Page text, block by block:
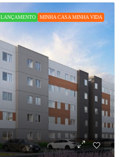
LANÇAMENTO MINHA CASA MINHA VIDA